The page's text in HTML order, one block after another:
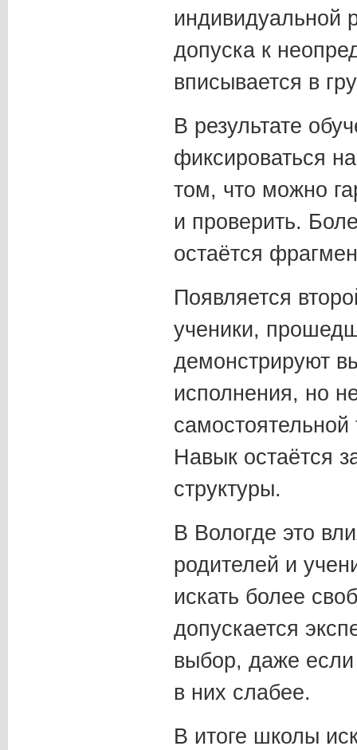
индивидуальной
допуска к
вписывается в
В результате
фиксироваться
том, что можно
и проверить.
остаётся
Появляется
ученики,
демонстрируют
исполнения, но
самостоятельной
Навык остаётся
структуры.
В Вологде это
родителей и
искать более
допускается
выбор, даже
в них слабее.
В итоге школы